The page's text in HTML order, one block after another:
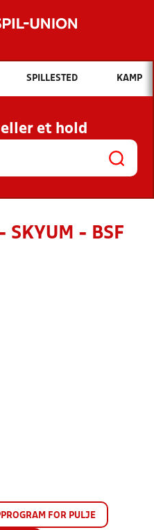
Hvad vil du søge efter?
OG NYHEDER
KLUBBER OG
SPILLESTED KAMP
et hold
SKYUM - BSF
FOR PULJE